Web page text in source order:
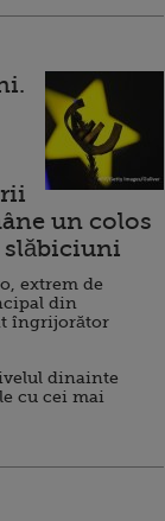
un colos
slăbiciuni
extrem de
din
îngrijorător
dinainte
cu cei mai